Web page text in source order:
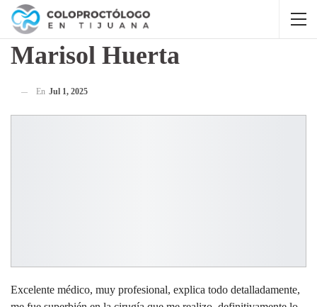
Marisol Huerta
En Jul 1, 2025
Excelente médico, muy profesional, explica todo detalladamente,